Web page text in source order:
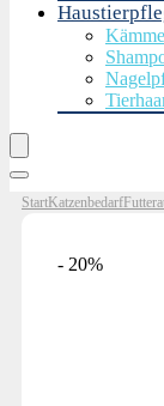
StartKatzenbedarf
- 20%